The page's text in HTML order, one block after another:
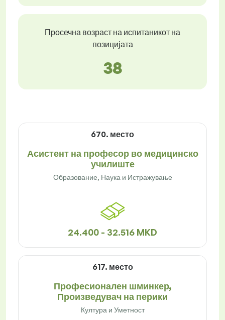
Просечна возраст на испитаникот на
позицијата
38
670. место
Асистент на професор во медицинско
училиште
Образование, Наука и Истражување
24.400 - 32.516 MKD
617. место
Професионален шминкер,
Произведувач на перики
Култура и Уметност